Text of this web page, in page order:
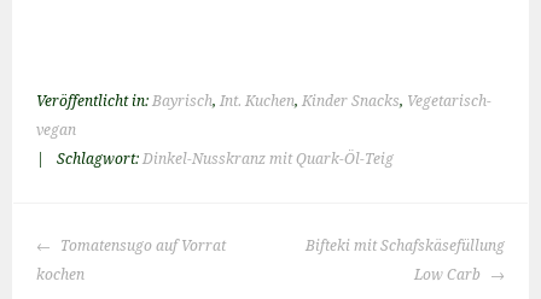
Veröffentlicht in:Bayrisch,Int. Kuchen,Kinder Snacks, Vegetarisch-
vegan
Schlagwort:Dinkel-Nusskranz mit Quark-Öl-Teig
BEITRAGS-
NAVIGATION
Tomatensugo auf Vorrat
kochen
Bifteki mit Schafskäsefüllung
Low Carb